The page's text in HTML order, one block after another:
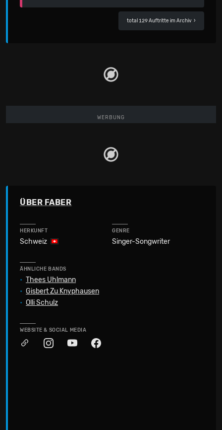
total 129 Auftritte im Archiv ›
WERBUNG
ÜBER FABER
HERKUNFT
Schweiz
GENRE
Singer-Songwriter
ÄHNLICHE BANDS
• Thees Uhlmann
• Gisbert Zu Knyphausen
• Olli Schulz
WEBSITE & SOCIAL MEDIA